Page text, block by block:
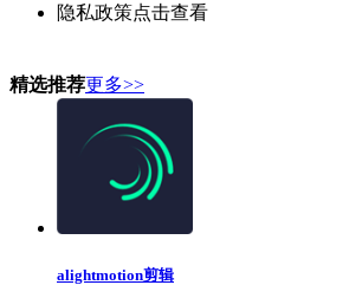
隐私政策点击查看
精选推荐更多>>
alightmotion剪辑